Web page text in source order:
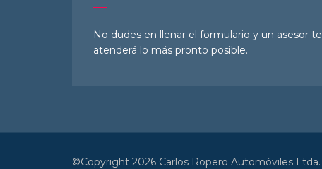
No dudes en llenar el formulario y un asesor te
atenderá lo más pronto posible.
©Copyright 2026 Carlos Ropero Automóviles Ltda.